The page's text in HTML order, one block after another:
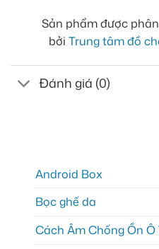
Sản phẩm được
bởi Trung tâm đồ
Đánh giá (0)
Android Box
Bọc ghế da
Cách Âm Chống Ồn Ô